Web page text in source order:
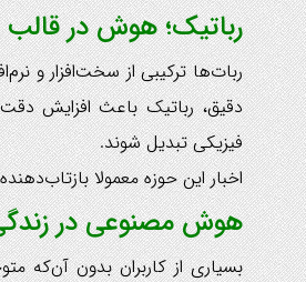
رباتیک؛ هوش در
ربات‌ها ترکیبی از سخت‌افزار و
دقیق، رباتیک باعث افزایش
فیزیکی تبدیل شوند.
اخبار این حوزه معمولا
هوش مصنوعی در
بسیاری از کاربران بدون آن‌که